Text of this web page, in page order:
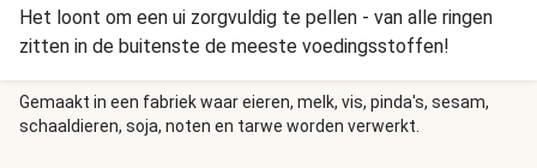
Het loont om een ui zorgvuldig te pellen - van alle ringen
zitten in de buitenste de meeste voedingsstoffen!
Gemaakt in een fabriek waar eieren, melk, vis, pinda's, sesam,
schaaldieren, soja, noten en tarwe worden verwerkt.